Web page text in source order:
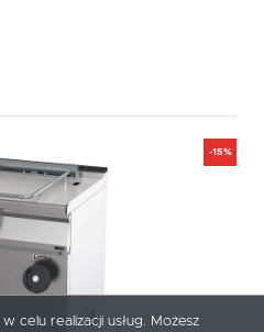
-15%
celu realizacji usług. Możesz